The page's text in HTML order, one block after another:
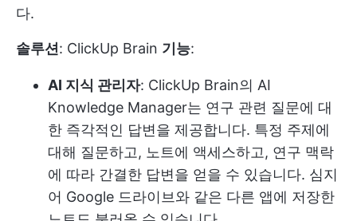
다.
솔루션: ClickUp Brain 기능:
AI 지식 관리자: ClickUp Brain의 AI
Knowledge Manager는 연구 관련 질문에 대
한 즉각적인 답변을 제공합니다. 특정 주제에
대해 질문하고, 노트에 액세스하고, 연구 맥락
에 따라 간결한 답변을 얻을 수 있습니다. 심지
어 Google 드라이브와 같은 다른 앱에 저장한